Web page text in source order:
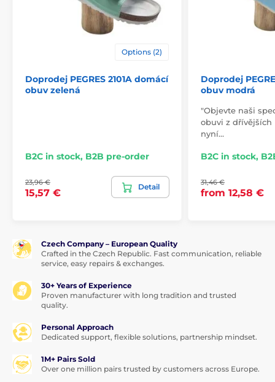
1028
Options (2)
Doprodej PEGRES 2101A domácí
obuv zelená
B2C in stock, B2B pre-order
23,96 €
15,57 €
Detail
Doprodej
obuv modrá
"Objevte naši
obuvi z dřívějších
nyní…
B2C in stock,
31,46 €
from 12,58 €
Czech Company – European Quality
Crafted in the Czech Republic. Fast communication, reliable
service, easy repairs & exchanges.
30+ Years of Experience
Proven manufacturer with long tradition and trusted
quality.
Personal Approach
Dedicated support, flexible solutions, partnership mindset.
1M+ Pairs Sold
Over one million pairs trusted by customers across Europe.